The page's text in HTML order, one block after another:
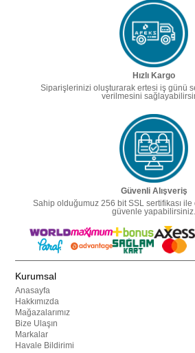
Hızlı Kargo
Siparişlerinizi oluşturarak ertesi iş günü
verilmesini
Güvenli Alışveriş
Sahip olduğumuz 256 bit SSL sertifikası
güvenle yapabilirsiniz.
Kurumsal
Anasayfa
Hakkımızda
Mağazalarımız
Bize Ulaşın
Markalar
Havale Bildirimi